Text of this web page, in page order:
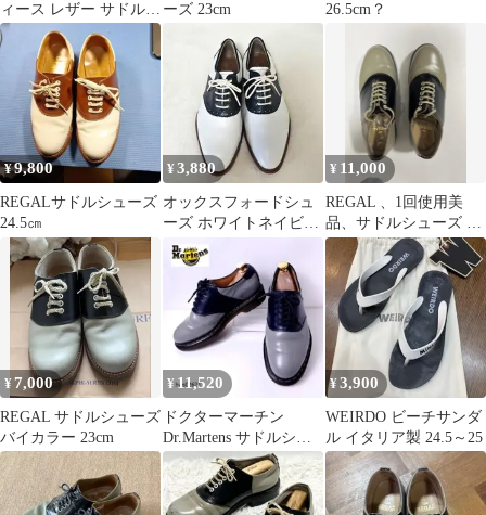
ィース レザー サドルシ
ューズ 24cm 中古品
ーズ 23cm
26.5cm？
¥9,800
REGALサドルシューズ
24.5㎝
¥3,880
オックスフォードシュ
ーズ ホワイトネイビー
サドルシューズ 24.5cm
¥ 11,000
REGAL 、1回使用美
品、サドルシューズ 、
グレー黒バイカラー、
サイズ24.5
¥7,000
REGAL サドルシューズ
バイカラー 23cm
¥11,520
ドクターマーチン
Dr.Martens サドルシュ
ーズ RAFI 5ホール
¥3,900
WEIRDO ビーチサンダ
ル イタリア製 24.5～25